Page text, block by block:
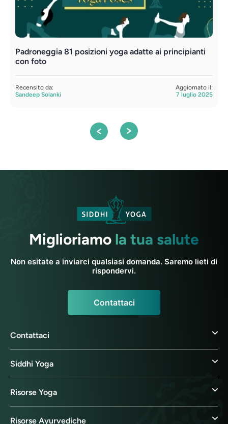
Padroneggia 81 posizioni yoga adatte ai principianti
con foto
Recensito da:
Sandeep Solanki
Aggiornato il:
7 luglio 2025
Miglioriamo la tua salute
Non esitate a inviarci qualsiasi domanda. Saremo lieti di
rispondervi.
Contattaci
Contattaci
Siddhi Yoga
Risorse Yoga
Risorse Ayurvediche